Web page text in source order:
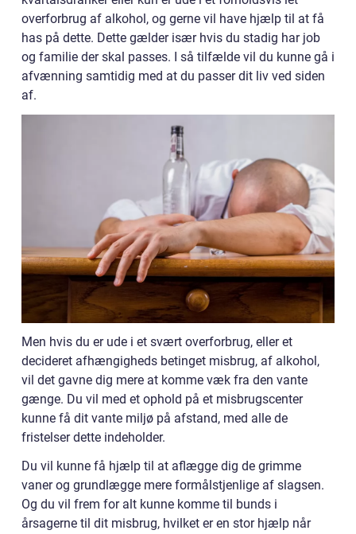
overforbrug af alkohol, og gerne vil have hjælp til at få
has på dette. Dette gælder især hvis du stadig har job
og familie der skal passes. I så tilfælde vil du kunne gå i
afvænning samtidig med at du passer dit liv ved siden
af.
Men hvis du er ude i et svært overforbrug, eller et
decideret afhængigheds betinget misbrug, af alkohol,
vil det gavne dig mere at komme væk fra den vante
gænge. Du vil med et ophold på et misbrugscenter
kunne få dit vante miljø på afstand, med alle de
fristelser dette indeholder.
Du vil kunne få hjælp til at aflægge dig de grimme
vaner og grundlægge mere formålstjenlige af slagsen.
Og du vil frem for alt kunne komme til bunds i
årsagerne til dit misbrug, hvilket er en stor hjælp når